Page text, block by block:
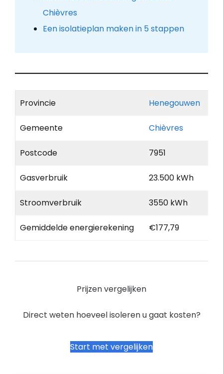
Chièvres
Een isolatieplan maken in 5 stappen
Provincie Henegouwen
Gemeente Chièvres
Postcode 7951
Gasverbruik 23.500 kWh
Stroomverbruik 3550 kWh
Gemiddelde energierekening €177,79
Prijzen vergelijken
Direct weten hoeveel isoleren u gaat kosten?
Start met vergelijken